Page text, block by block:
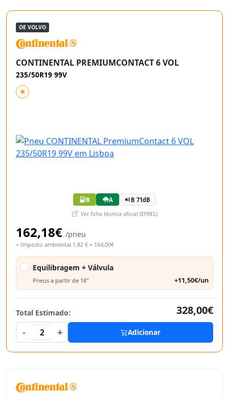
OE VOLVO
CONTINENTAL PREMIUMCONTACT 6 VOL
235/50R19 99V
B A B 71dB
Ver ficha técnica oficial (EPREL)
162,18€ /pneu
+ Imposto ambiental 1,82 € = 164,00€
Equilibragem + Válvula
Pneus a partir de 18" +11,50€/un
Total Estimado:
328,00€
-
2 + Adicionar